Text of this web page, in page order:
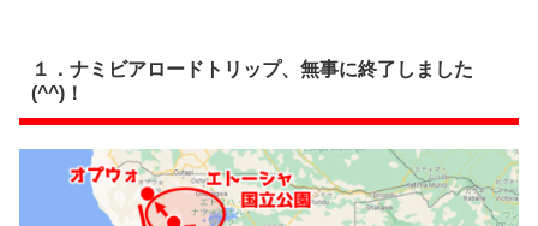
１．ナミビアロードトリップ、無事に終了しました
(^^)！